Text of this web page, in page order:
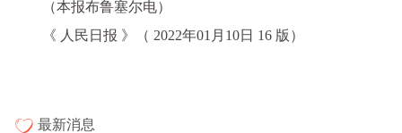
（本报布鲁塞尔电）
《 人民日报 》（ 2022年01月10日 16 版）
最新消息